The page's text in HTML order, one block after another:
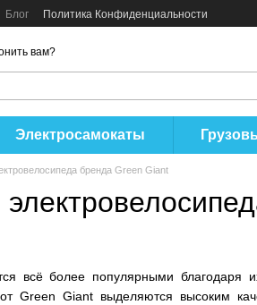
Блог Политика Конфиденциальности
вам?
Электросамокаты
бренда Green Giant
всё более популярными благодаря
Green Giant выделяются высоким